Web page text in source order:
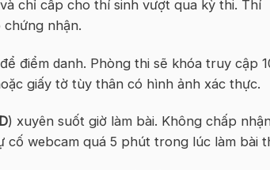
chỉ cấp cho thí sinh vượt qua kỳ thi. Thí
nhận.
điểm danh. Phòng thi sẽ khóa truy cập
giấy tờ tùy thân có hình ảnh xác thực.
) xuyên suốt giờ làm bài. Không chấp
webcam quá 5 phút trong lúc làm bài